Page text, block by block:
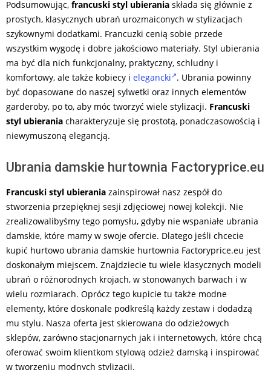
Podsumowując, francuski styl ubierania składa się głównie z
prostych, klasycznych ubrań urozmaiconych w stylizacjach
szykownymi dodatkami. Francuzki cenią sobie przede
wszystkim wygodę i dobre jakościowo materiały. Styl ubierania
ma być dla nich funkcjonalny, praktyczny, schludny i
komfortowy, ale także kobiecy i elegancki . Ubrania powinny
być dopasowane do naszej sylwetki oraz innych elementów
garderoby, po to, aby móc tworzyć wiele stylizacji. Francuski
styl ubierania charakteryzuje się prostotą, ponadczasowością i
niewymuszoną elegancją.
Ubrania damskie hurtownia Factoryprice.eu
Francuski styl ubierania zainspirował nasz zespół do
stworzenia przepięknej sesji zdjęciowej nowej kolekcji. Nie
zrealizowalibyśmy tego pomysłu, gdyby nie wspaniałe ubrania
damskie, które mamy w swoje ofercie. Dlatego jeśli chcecie
kupić hurtowo ubrania damskie hurtownia Factoryprice.eu jest
doskonałym miejscem. Znajdziecie tu wiele klasycznych modeli
ubrań o różnorodnych krojach, w stonowanych barwach i w
wielu rozmiarach. Oprócz tego kupicie tu także modne
elementy, które doskonale podkreślą każdy zestaw i dodadzą
mu stylu. Nasza oferta jest skierowana do odzieżowych
sklepów, zarówno stacjonarnych jak i internetowych, które chcą
oferować swoim klientkom stylową odzież damską i inspirować
w tworzeniu modnych stylizacji.